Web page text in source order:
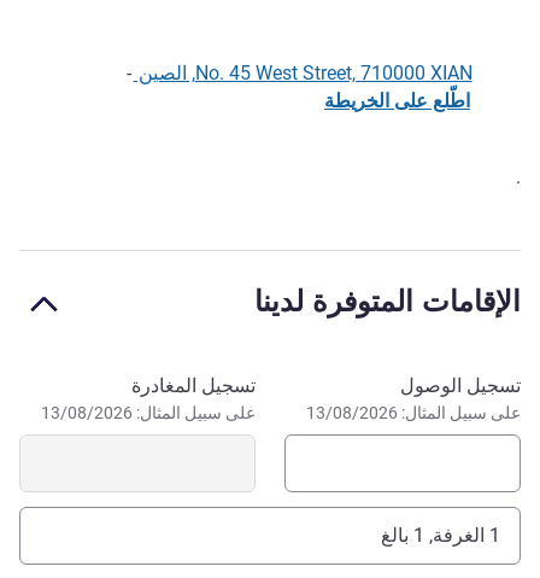
No. 45 West Street, 710000 XIAN, الصين
-
اطّلع على الخريطة
.
الإقامات المتوفرة لدينا
احجز في هذا الفندق
تسجيل الوصول
على سبيل المثال: 13/08/2026
تسجيل المغادرة
على سبيل المثال: 13/08/2026
1 الغرفة, 1 بالغ